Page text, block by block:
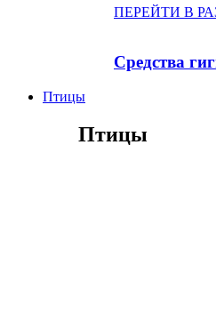
ПЕРЕЙТИ В
Средства
Птицы
Птицы